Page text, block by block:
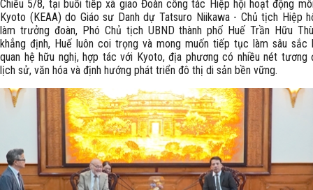
Chiều 5/8, tại buổi tiếp xã giao Đoàn công tác Hiệp hội hoạt động
Kyoto (KEAA) do Giáo sư Danh dự Tatsuro Niikawa - Chủ tịch Hiệp
làm trưởng đoàn, Phó Chủ tịch UBND thành phố Huế Trần Hữu
khẳng định, Huế luôn coi trọng và mong muốn tiếp tục làm sâu sắc
quan hệ hữu nghị, hợp tác với Kyoto, địa phương có nhiều nét tương
lịch sử, văn hóa và định hướng phát triển đô thị di sản bền vững.